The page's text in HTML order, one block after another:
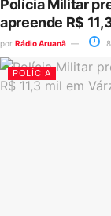
Polícia Militar
apreende R$
por Rádio Aruanã
POLÍCIA